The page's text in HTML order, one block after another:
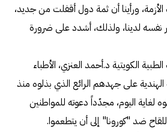
ورأينا أن ثمة دول أقفلت من جديد،
نفسه لدينا، ولذلك، أشدد على ضرورة
الكويتية د.أحمد العنزي، الأطباء
الهندية على جهدهم الرائع الذي بذلوه منذ
لغاية اليوم، مجدّداً دعوته للمواطنين
ضد "كورونا" إلى أن يتطعموا.